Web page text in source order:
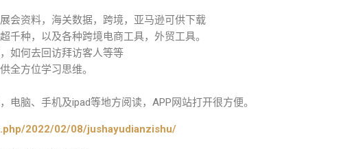
会资料，海关数据，跨境，亚马逊可供下载
千种，以及各种跨境电商工具，外贸工具。
如何去回访拜访客人等等
全方位学习思维。
电脑、手机及ipad等地方阅读，APP网站打开很方便。
2022/02/08/jushayudianzishu/